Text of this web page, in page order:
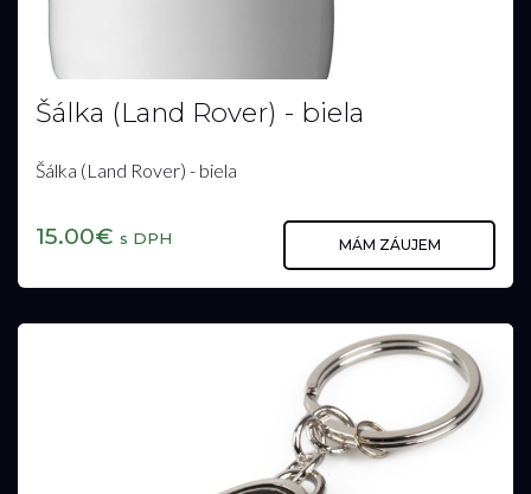
Šálka (Land Rover) - biela
Šálka (Land Rover) - biela
15.00€ s DPH MÁM ZÁUJEM